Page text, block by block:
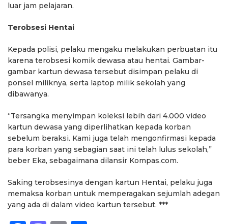
luar jam pelajaran.
Terobsesi Hentai
Kepada polisi, pelaku mengaku melakukan perbuatan itu
karena terobsesi komik dewasa atau hentai. Gambar-
gambar kartun dewasa tersebut disimpan pelaku di
ponsel miliknya, serta laptop milik sekolah yang
dibawanya.
“Tersangka menyimpan koleksi lebih dari 4.000 video
kartun dewasa yang diperlihatkan kepada korban
sebelum beraksi. Kami juga telah mengonfirmasi kepada
para korban yang sebagian saat ini telah lulus sekolah,”
beber Eka, sebagaimana dilansir Kompas.com.
Saking terobsesinya dengan kartun Hentai, pelaku juga
memaksa korban untuk memperagakan sejumlah adegan
yang ada di dalam video kartun tersebut. ***